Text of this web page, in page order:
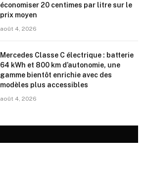
économiser 20 centimes par litre sur le
prix moyen
août 4, 2026
Mercedes Classe C électrique : batterie
64 kWh et 800 km d’autonomie, une
gamme bientôt enrichie avec des
modèles plus accessibles
août 4, 2026